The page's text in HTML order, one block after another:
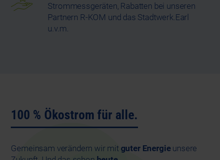
Strommessgeräten, Rabatten bei unseren
Partnern R-KOM und das Stadtwerk.Earl
u.v.m.
100 % Ökostrom für alle.
Gemeinsam verändern wir mit guter Energie unsere